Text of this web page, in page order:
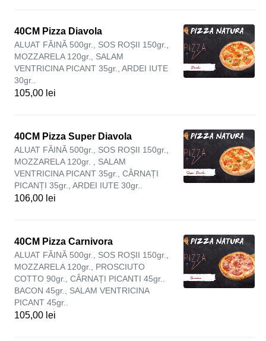
40CM Pizza Diavola
ALUAT FĂINĂ 500gr., SOS ROȘII 150gr.,
MOZZARELA 120gr., SALAM
VENTRICINA PICANT 35gr., ARDEI IUTE
30gr..
105,00 lei
40CM Pizza Super Diavola
ALUAT FĂINĂ 500gr., SOS ROȘII 150gr.,
MOZZARELA 120gr. , SALAM
VENTRICINA PICANT 35gr., CÂRNAȚI
PICANȚI 35gr., ARDEI IUTE 30gr..
106,00 lei
40CM Pizza Carnivora
ALUAT FĂINĂ 500gr., SOS ROȘII 150gr.,
MOZZARELA 120gr., PROSCIUTO
COTTO 90gr., CÂRNAȚI PICANTI 45gr..
BACON 45gr., SALAM VENTRICINA
PICANT 45gr..
105,00 lei